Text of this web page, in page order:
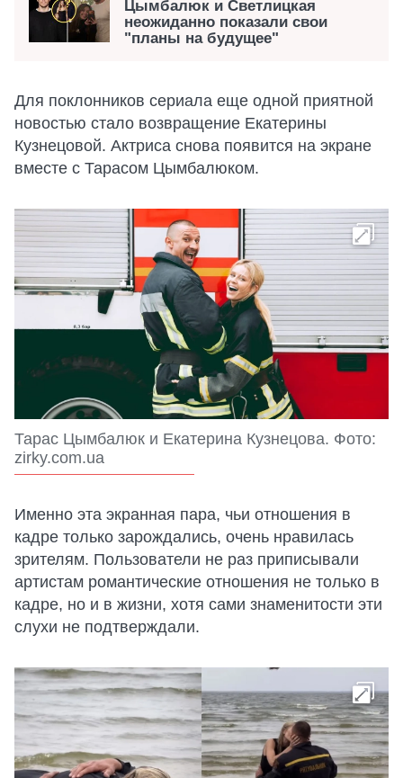
Цымбалюк и Светлицкая
неожиданно показали свои
"планы на будущее"
Для поклонников сериала еще одной приятной
новостью стало возвращение Екатерины
Кузнецовой. Актриса снова появится на экране
вместе с Тарасом Цымбалюком.
Тарас Цымбалюк и Екатерина Кузнецова. Фото:
zirky.com.ua
Именно эта экранная пара, чьи отношения в
кадре только зарождались, очень нравилась
зрителям. Пользователи не раз приписывали
артистам романтические отношения не только в
кадре, но и в жизни, хотя сами знаменитости эти
слухи не подтверждали.